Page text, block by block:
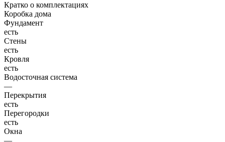
Кратко о комплектациях
Коробка дома
Фундамент
есть
Стены
есть
Кровля
есть
Водосточная система
—
Перекрытия
есть
Перегородки
есть
Окна